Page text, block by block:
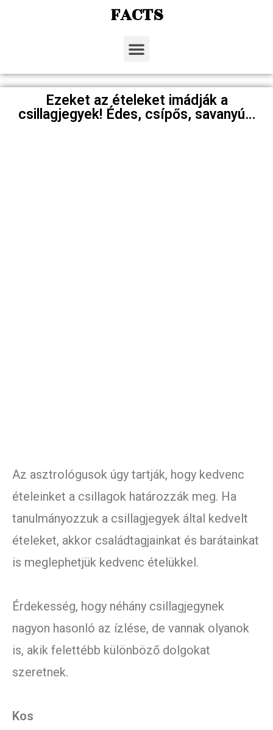
FACTS
Ezeket az ételeket imádják a
csillagjegyek! Édes, csípős, savanyú…
Az asztrológusok úgy tartják, hogy kedvenc
ételeinket a csillagok határozzák meg. Ha
tanulmányozzuk a csillagjegyek által kedvelt
ételeket, akkor családtagjainkat és barátainkat
is meglephetjük kedvenc ételükkel.
Érdekesség, hogy néhány csillagjegynek
nagyon hasonló az ízlése, de vannak olyanok
is, akik felettébb különböző dolgokat
szeretnek.
Kos